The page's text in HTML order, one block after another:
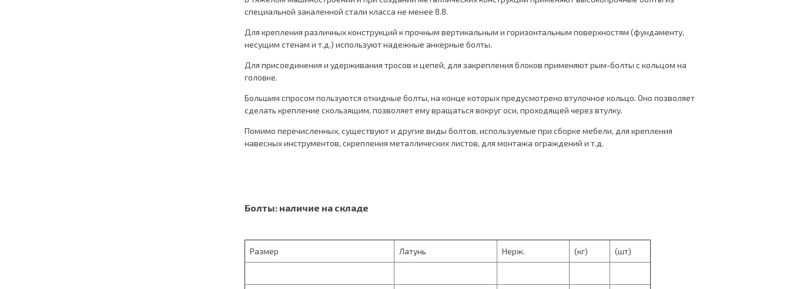
специальной закаленной стали класса не менее 8.8.
Для крепления различных конструкций к прочным вертикальным и горизонтальным поверхностям (фундаменту,
несущим стенам и т.д.) используют надежные анкерные болты.
Для присоединения и удерживания тросов и цепей, для закрепления блоков применяют рым-болты с кольцом на
головке.
Большим спросом пользуются откидные болты, на конце которых предусмотрено втулочное кольцо. Оно позволяет
сделать крепление скользящим, позволяет ему вращаться вокруг оси, проходящей через втулку.
Помимо перечисленных, существуют и другие виды болтов, используемые при сборке мебели, для крепления
навесных инструментов, скрепления металлических листов, для монтажа ограждений и т.д.
Болты: наличие на складе
Размер Латунь Нерж. (кг) (шт)